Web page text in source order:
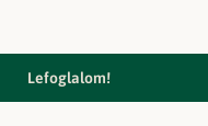
Lefoglalom!